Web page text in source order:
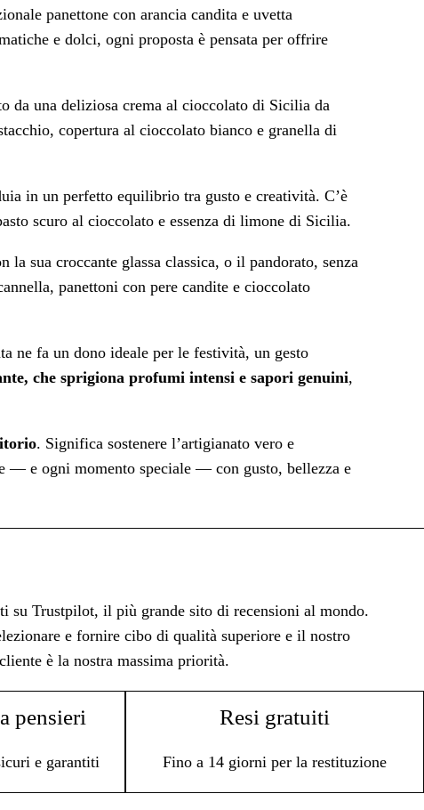
panettone con arancia candita e uvetta
e dolci, ogni proposta è pensata per offrire
da una deliziosa crema al cioccolato di Sicilia da
copertura al cioccolato bianco e granella di
in un perfetto equilibrio tra gusto e creatività. C’è
scuro al cioccolato e essenza di limone di Sicilia.
la sua croccante glassa classica, o il pandorato, senza
panettoni con pere candite e cioccolato
ne fa un dono ideale per le festività, un gesto
che sprigiona profumi intensi e sapori genuini,
. Significa sostenere l’artigianato vero e
— e ogni momento speciale — con gusto, bellezza e
su Trustpilot, il più grande sito di recensioni al mondo.
e fornire cibo di qualità superiore e il nostro
è la nostra massima priorità.
pensieri
e garantiti
Resi gratuiti
Fino a 14 giorni per la restituzione